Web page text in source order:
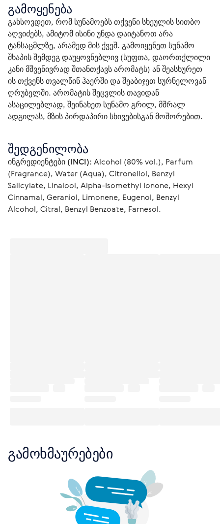
გამოყენება
გახსოვდეთ, რომ სუნამოებს თქვენი სხეულის სითბო
აღვიძებს, ამიტომ ისინი უნდა დაიტანოთ არა
ტანსაცმლზე, არამედ მის ქვეშ. გამოიყენეთ სუნამო
შხაპის შემდეგ დაუყოვნებლივ (სუფთა, დაორთქლილი
კანი მშვენივრად შთანთქავს არომატს) ან შეასხურეთ
ის თქვენს თვალწინ ჰაერში და შეაბიჯეთ სურნელოვან
ღრუბელში. არომატის შეცვლის თავიდან
ასაცილებლად, შეინახეთ სუნამო გრილ, მშრალ
ადგილას, მზის პირდაპირი სხივებისგან მოშორებით.
შედგენილობა
ინგრედიენტები (INCI): Alcohol (80% vol.), Parfum
(Fragrance), Water (Aqua), Citronellol, Benzyl
Salicylate, Linalool, Alpha-Isomethyl Ionone, Hexyl
Cinnamal, Geraniol, Limonene, Eugenol, Benzyl
Alcohol, Citral, Benzyl Benzoate, Farnesol.
გამოხმაურებები